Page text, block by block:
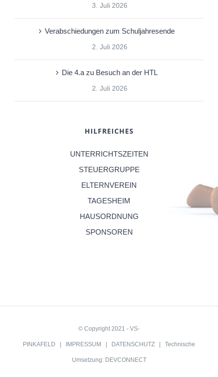
3. Juli 2026
Verabschiedungen zum Schuljahresende
2. Juli 2026
Die 4.a zu Besuch an der HTL
2. Juli 2026
HILFREICHES
UNTERRICHTSZEITEN
STEUERGRUPPE
ELTERNVEREIN
TAGESHEIM
HAUSORDNUNG
SPONSOREN
© Copyright 2021 - VS-
PINKAFELD | IMPRESSUM DATENSCHUTZ | Technische
Umsetzung: DEVCONNECT